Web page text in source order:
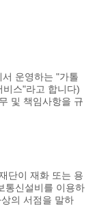
운영하는 "가톨
스"라고 합니다)
및 책임사항을 규
단이 재화 또는 용
통신설비를 이용하
의 서점을 말하